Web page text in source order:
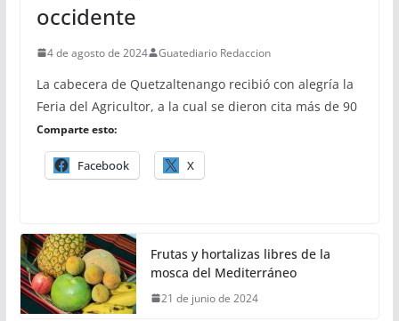
occidente
4 de agosto de 2024 Guatediario Redaccion
La cabecera de Quetzaltenango recibió con alegría la
Feria del Agricultor, a la cual se dieron cita más de 90
Comparte esto:
Facebook X
Frutas y hortalizas libres de la
mosca del Mediterráneo
21 de junio de 2024